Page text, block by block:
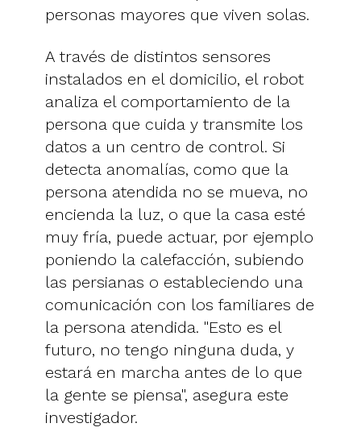
personas mayores que viven solas.
A través de distintos sensores
instalados en el domicilio, el robot
analiza el comportamiento de la
persona que cuida y transmite los
datos a un centro de control. Si
detecta anomalías, como que la
persona atendida no se mueva, no
encienda la luz, o que la casa esté
muy fría, puede actuar, por ejemplo
poniendo la calefacción, subiendo
las persianas o estableciendo una
comunicación con los familiares de
la persona atendida. "Esto es el
futuro, no tengo ninguna duda, y
estará en marcha antes de lo que
la gente se piensa", asegura este
investigador.